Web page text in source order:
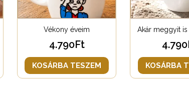
Vékony éveim
4.790Ft
KOSÁRBA TESZEM
Akár meggyit is
4.790
KOSÁRBA